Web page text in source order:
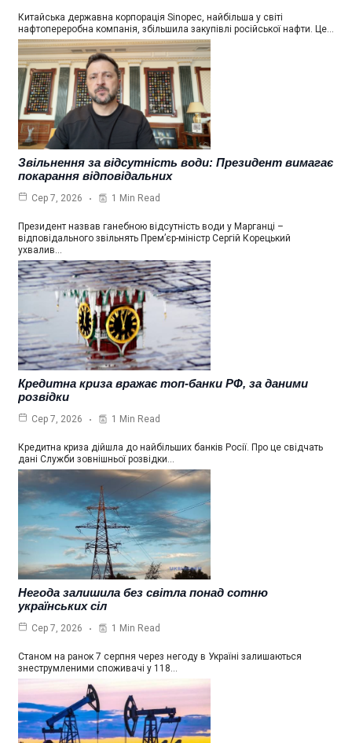
Китайська державна корпорація Sinopec, найбільша у світі
нафтопереробна компанія, збільшила закупівлі російської нафти. Це…
Звільнення за відсутність води: Президент вимагає
покарання відповідальних
Сер 7, 2026 1 Min Read
Президент назвав ганебною відсутність води у Марганці –
відповідального звільнять Прем’єр-міністр Сергій Корецький
ухвалив…
Кредитна криза вражає топ-банки РФ, за даними
розвідки
Сер 7, 2026 1 Min Read
Кредитна криза дійшла до найбільших банків Росії. Про це свідчать
дані Служби зовнішньої розвідки…
Негода залишила без світла понад сотню
українських сіл
Сер 7, 2026 1 Min Read
Станом на ранок 7 серпня через негоду в Україні залишаються
знеструмленими споживачі у 118…